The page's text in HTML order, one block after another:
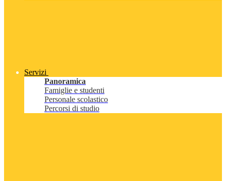
Servizi
Panoramica
Famiglie e studenti
Personale scolastico
Percorsi di studio